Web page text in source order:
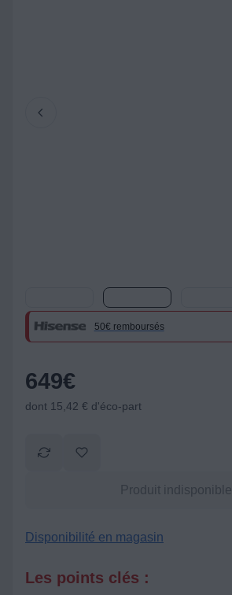
50€ remboursés
649€
dont 15,42 € d'éco-part
Produit indisponible
Disponibilité en magasin
Les points clés :